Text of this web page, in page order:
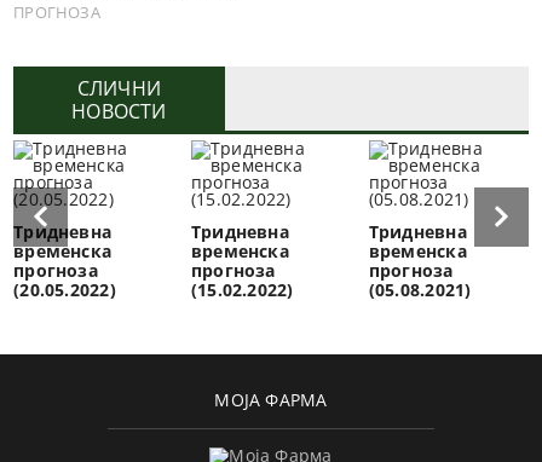
ПРОГНОЗА
СЛИЧНИ
НОВОСТИ
Тридневна
временска
прогноза
(20.05.2022)
Тридневна
временска
прогноза
(15.02.2022)
Тридневна
временска
прогноза
(05.08.2021)
МОЈА ФАРМА